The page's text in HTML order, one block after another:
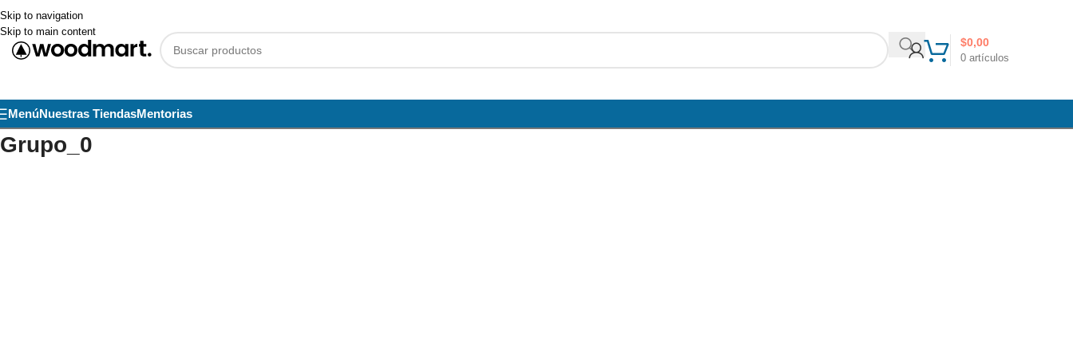
Skip to navigation
Skip to main content
0artículos
$0,00
MenúNuestras TiendasMentorias
Grupo_0